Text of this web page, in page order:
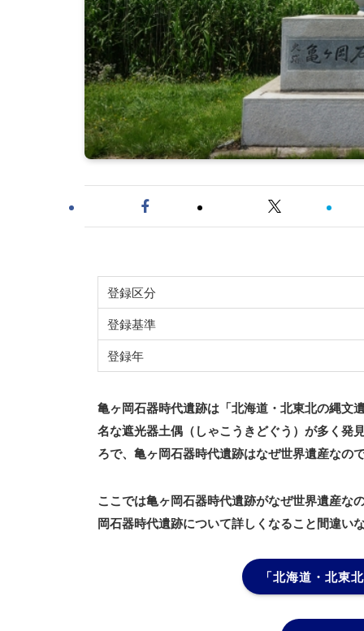
登録区分
登録基準
登録年
亀ヶ岡石器時代遺跡は「北海道・北東北の縄文
名な遮光器土偶（しゃこうきどぐう）が多く発
ろで、亀ヶ岡石器時代遺跡はなぜ世界遺産なの
ここでは亀ヶ岡石器時代遺跡がなぜ世界遺産な
岡石器時代遺跡について詳しくなること間違い
「北海道・北東